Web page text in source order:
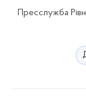
Пресслужба